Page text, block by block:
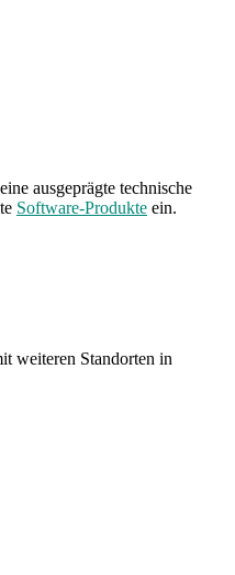
ausgeprägte technische
Software-Produkte ein.
weiteren Standorten in